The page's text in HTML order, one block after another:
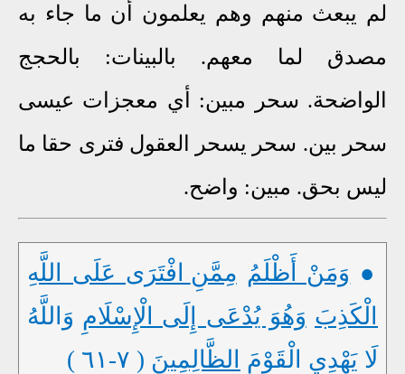
لم يبعث منهم وهم يعلمون أن ما جاء به
مصدق لما معهم. بالبينات: بالحجج
الواضحة. سحر مبين: أي معجزات عيسى
سحر بين. سحر يسحر العقول فترى حقا ما
ليس بحق. مبين: واضح.
● وَمَنْ أَظْلَمُ مِمَّن افْتَرَى عَلَى اللَّهِ
الْكَذِبَ وَهُوَ يُدْعَى إِلَى الْإِسْلَامِ وَاللَّهُ
لَا يَهْدِي الْقَوْمَ
الظَّالِمِينَ ( ٧-٦١ )